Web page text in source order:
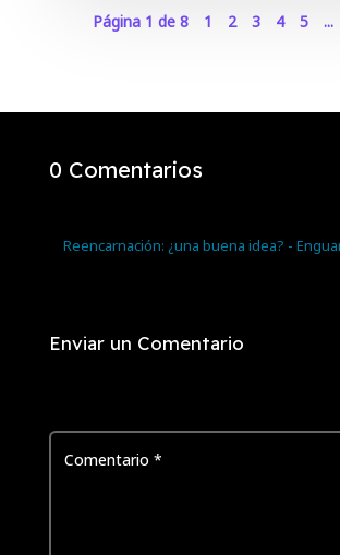
Página 1 de 8 1 2 3 4 5 ...
0 Comentarios
Reencarnación: ¿una buena idea? -
Enviar un Comentario